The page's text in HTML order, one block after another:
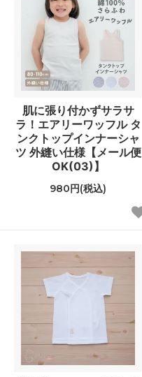
肌に張り付かずサラサ
ラ！エアリーワッフル タ
ンクトップインナーシャ
ツ 外縫い仕様【メール便
OK(03)】
980円(税込)